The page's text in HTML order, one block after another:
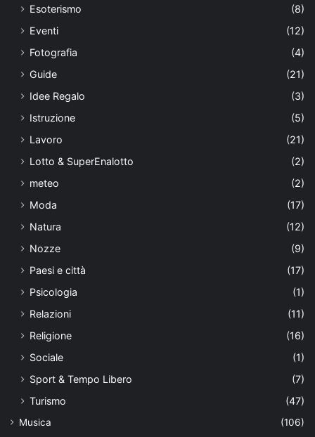
Esoterismo
(8)
Eventi
(12)
Fotografia
(4)
Guide
(21)
Idee Regalo
(3)
Istruzione
(5)
Lavoro
(21)
Lotto & SuperEnalotto
(2)
meteo
(2)
Moda
(17)
Natura
(12)
Nozze
(9)
Paesi e città
(17)
Psicologia
(1)
Relazioni
(11)
Religione
(16)
Sociale
(1)
Sport & Tempo Libero
(7)
Turismo
(47)
Musica (106)